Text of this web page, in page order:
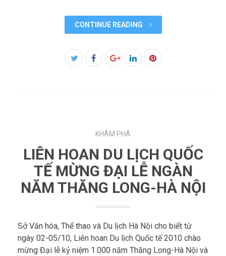
CONTINUE READING
Facebook
KHÁM PHÁ
LIÊN HOAN DU LỊCH QUỐC
TẾ MỪNG ĐẠI LỄ NGÀN
NĂM THĂNG LONG-HÀ NỘI
Sở Văn hóa, Thể thao và Du lịch Hà Nội cho biết từ
ngày 02-05/10, Liên hoan Du lịch Quốc tế 2010 chào
mừng Đại lễ kỷ niệm 1.000 năm Thăng Long-Hà Nội và